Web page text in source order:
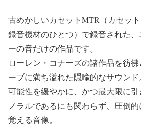
古めかしいカセットMTR（カセッ
録音機材のひとつ）で録音された
ーの音だけの作品です。
ローレン・コナーズの諸作品を彷
ーブに満ち溢れた隠喩的なサウン
可能性を緩やかに、かつ最大限に
ノラルであるにも関わらず、圧倒
覚える音像。